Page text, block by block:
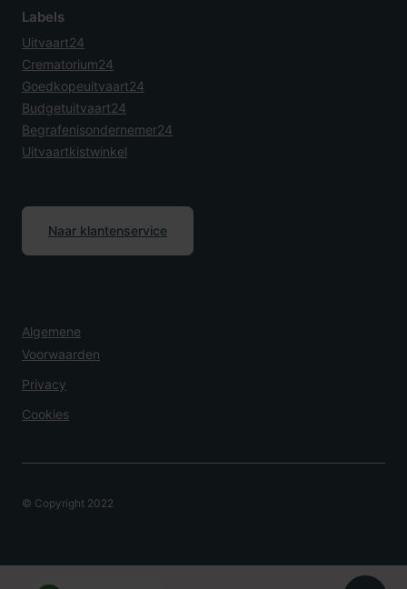
Labels
Uitvaart24
Crematorium24
Goedkopeuitvaart24
Budgetuitvaart24
Begrafenisondernemer24
Uitvaartkistwinkel
Naar klantenservice
Algemene
Voorwaarden
Privacy
Cookies
© Copyright 2022